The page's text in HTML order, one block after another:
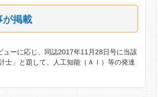
が掲載
ーに応じ、同誌2017年11月28日号に当該
士」と題して、人工知能（ＡＩ）等の発達